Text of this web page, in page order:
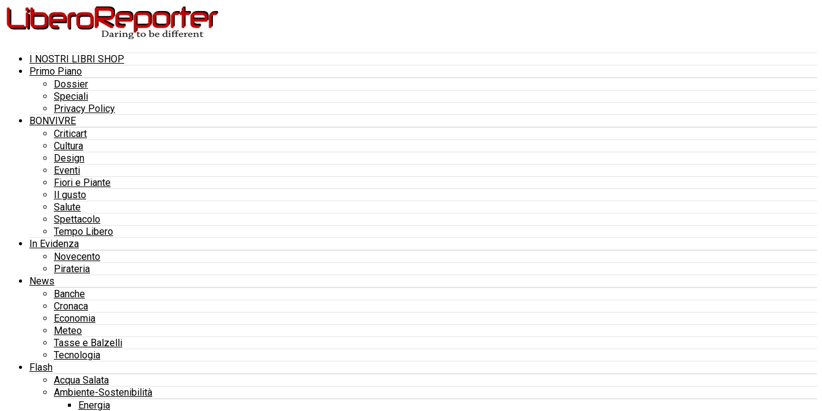
I NOSTRI LIBRI SHOP
Primo Piano
Dossier
Speciali
Privacy Policy
BONVIVRE
Criticart
Cultura
Design
Eventi
Fiori e Piante
Il gusto
Salute
Spettacolo
Tempo Libero
In Evidenza
Novecento
Pirateria
News
Banche
Cronaca
Economia
Meteo
Tasse e Balzelli
Tecnologia
Flash
Acqua Salata
Ambiente-Sostenibilità
Energia